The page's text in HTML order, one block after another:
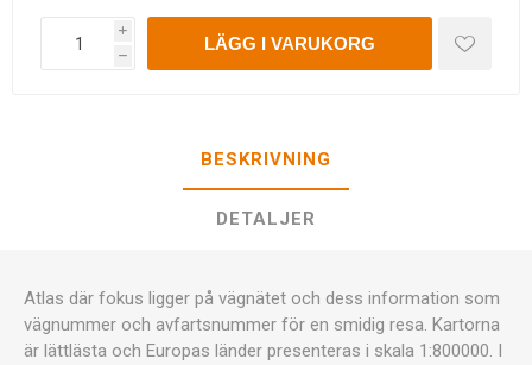
i
h
LÄGG I VARUKORG
BESKRIVNING
DETALJER
Atlas där fokus ligger på vägnätet och dess information som
vägnummer och avfartsnummer för en smidig resa. Kartorna
är lättlästa och Europas länder presenteras i skala 1:800000. I